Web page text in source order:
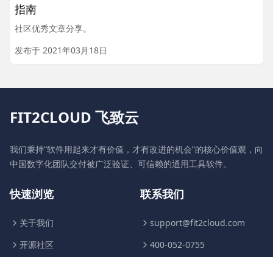
指南
社区优秀文章分享。
发布于 2021年03月18日
FIT2CLOUD 飞致云
我们秉持“软件用起来才有价值，才有改进的机会”的核心价值观，向
中国数字化团队交付被广泛验证、可信赖的通用工具软件。
快速浏览
关于我们
开源社区
联系我们
support@fit2cloud.com
400-052-0755